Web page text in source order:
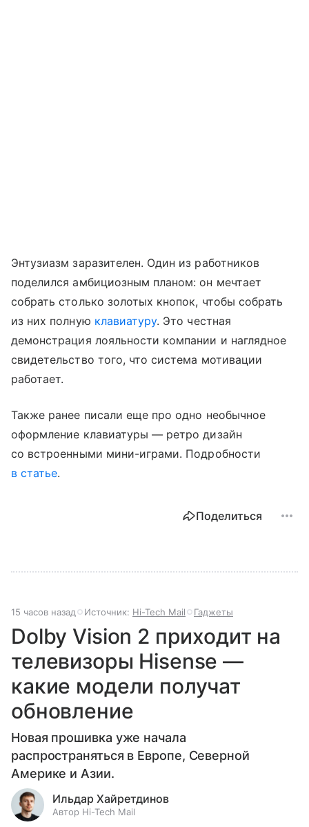
Энтузиазм заразителен. Один из работников
поделился амбициозным планом: он мечтает
собрать столько золотых кнопок, чтобы собрать
из них полную клавиатуру. Это честная
демонстрация лояльности компании и наглядное
свидетельство того, что система мотивации
работает.
Также ранее писали еще про одно необычное
оформление клавиатуры — ретро дизайн
со встроенными мини-играми. Подробности
в статье.
Поделиться
15 часов назад Источник: Hi-Tech Mail Гаджеты
Dolby Vision 2 приходит на
телевизоры Hisense —
какие модели получат
обновление
Новая прошивка уже начала
распространяться в Европе, Северной
Америке и Азии.
Ильдар Хайретдинов
Автор Hi-Tech Mail